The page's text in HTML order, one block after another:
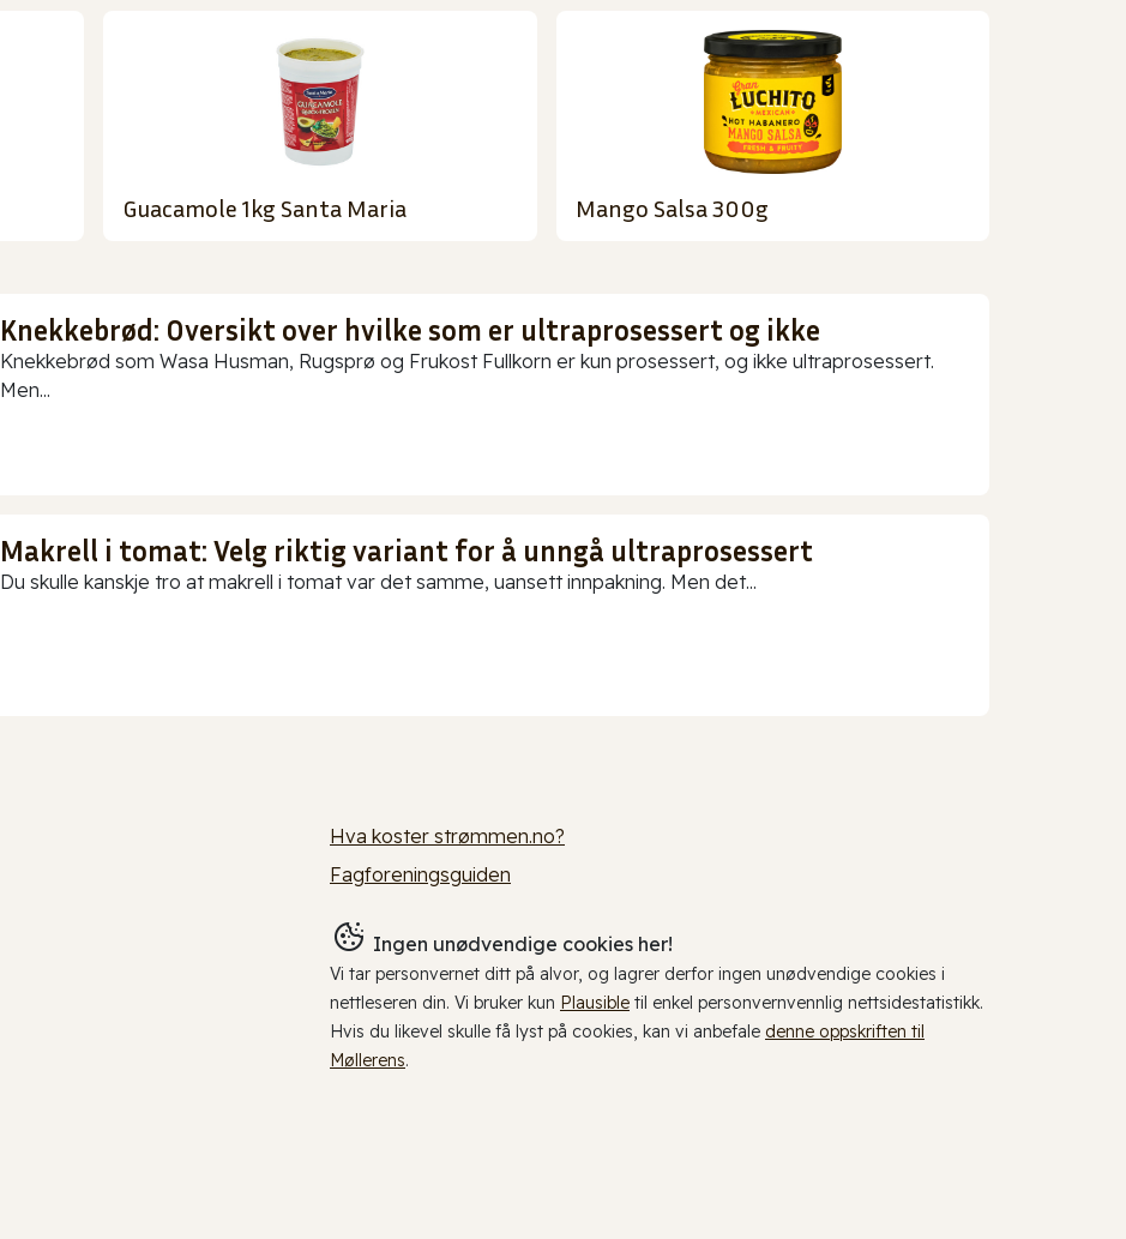
Guacamole 1kg Santa Maria Mango Salsa 300g
Knekkebrød: Oversikt over hvilke som er ultraprosessert og ikke
Knekkebrød som Wasa Husman, Rugsprø og Frukost Fullkorn er kun prosessert, og ikke ultraprosessert.
Men...
Makrell i tomat: Velg riktig variant for å unngå ultraprosessert
Du skulle kanskje tro at makrell i tomat var det samme, uansett innpakning. Men det...
Hva koster strømmen.no?
Fagforeningsguiden
Ingen unødvendige cookies her!
Vi tar personvernet ditt på alvor, og lagrer derfor ingen unødvendige cookies i
nettleseren din. Vi bruker kun Plausible til enkel personvernvennlig nettsidestatistikk.
Hvis du likevel skulle få lyst på cookies, kan vi anbefale denne oppskriften til
Møllerens.